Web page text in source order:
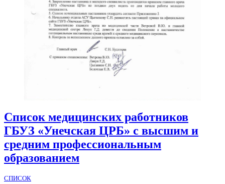
Список медицинских работников
ГБУЗ «Унечская ЦРБ» с высшим и
средним профессиональным
образованием
СПИСОК